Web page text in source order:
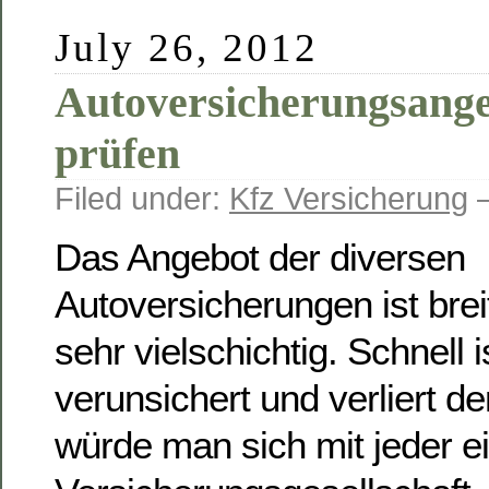
July 26, 2012
prüfen
Filed under: Kfz Versicherung
Das Angebot der diversen
Autoversicherungen ist
sehr vielschichtig. Schnell
verunsichert und verliert
würde man sich mit jeder